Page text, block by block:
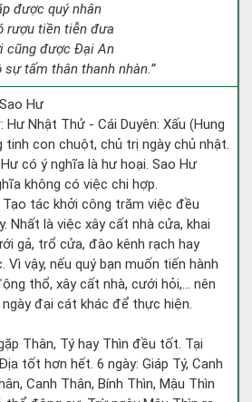
được quý nhân
rượu tiền tiễn đưa
cũng được Đại An
sự tấm thân thanh nhàn.”
Hư
: Hư Nhật Thử - Cái Duyên: Xấu (Hung
tinh con chuột, chủ trị ngày chủ nhật.
có ý nghĩa là hư hoại. Sao Hư
không có việc chi hợp.
Tạo tác khởi công trăm việc đều
Nhất là việc xây cất nhà cửa, khai
gả, trổ cửa, đào kênh rạch hay
Vì vậy, nếu quý bạn muốn tiến hành
thổ, xây cất nhà, cưới hỏi,... nên
đại cát khác để thực hiện.
Thân, Tý hay Thìn đều tốt. Tại
tốt hơn hết. 6 ngày: Giáp Tý, Canh
Canh Thân, Bính Thìn, Mậu Thìn